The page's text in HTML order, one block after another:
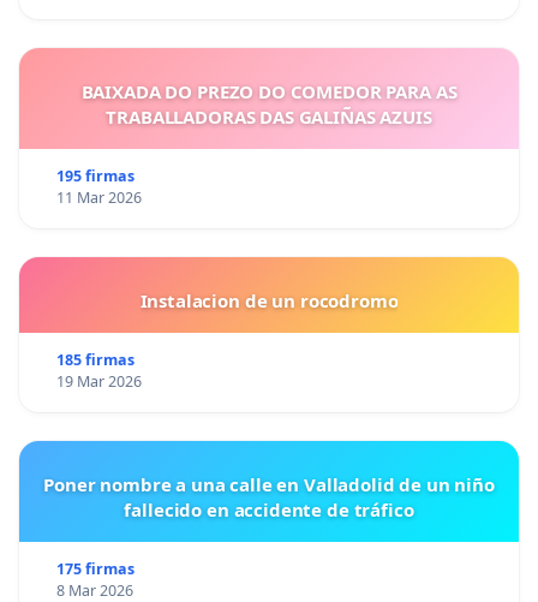
BAIXADA DO PREZO DO COMEDOR PARA AS
TRABALLADORAS DAS GALIÑAS AZUIS
195 firmas
11 Mar 2026
Instalacion de un rocodromo
185 firmas
19 Mar 2026
Poner nombre a una calle en Valladolid de un niño
fallecido en accidente de tráfico
175 firmas
8 Mar 2026